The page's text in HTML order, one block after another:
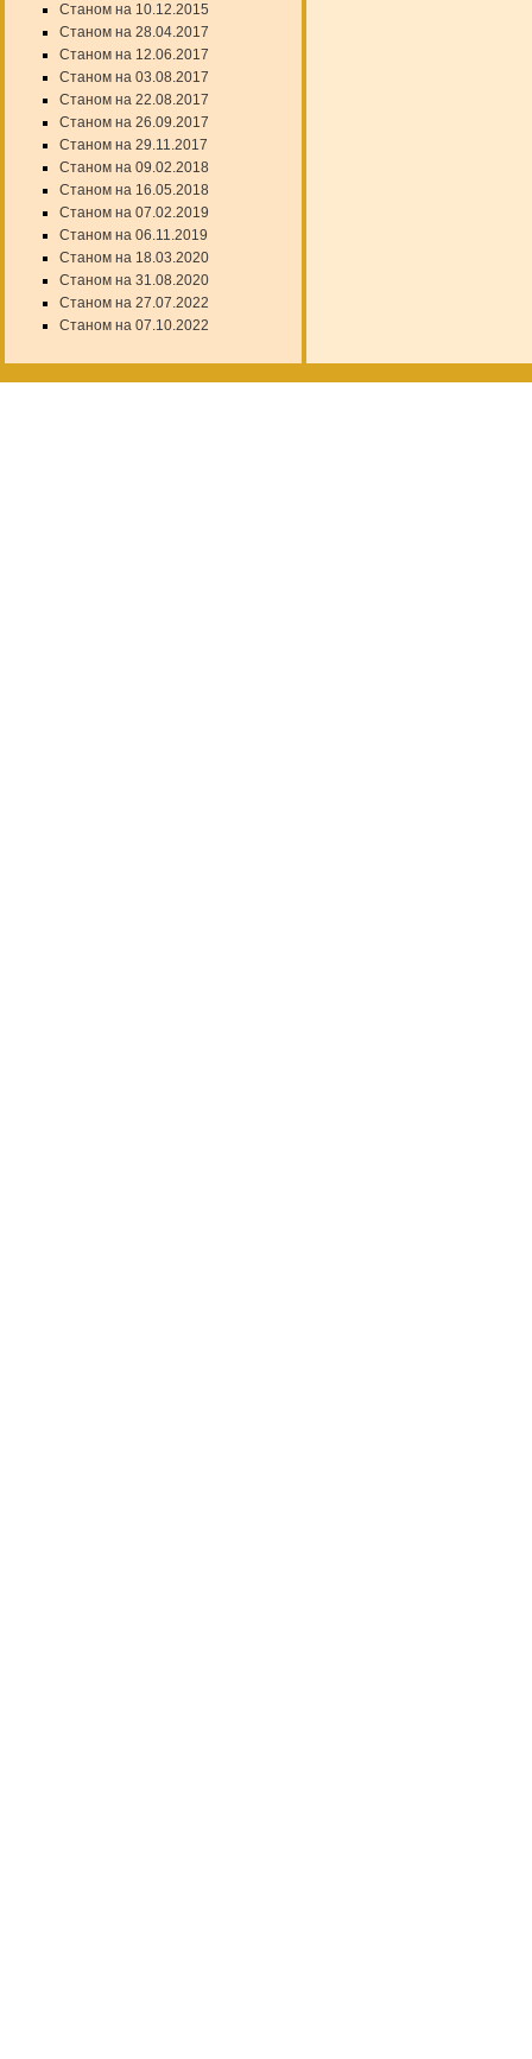
Станом на 10.12.2015
Станом на 28.04.2017
Станом на 12.06.2017
Станом на 03.08.2017
Станом на 22.08.2017
Станом на 26.09.2017
Станом на 29.11.2017
Станом на 09.02.2018
Станом на 16.05.2018
Станом на 07.02.2019
Станом на 06.11.2019
Станом на 18.03.2020
Станом на 31.08.2020
Станом на 27.07.2022
Станом на 07.10.2022